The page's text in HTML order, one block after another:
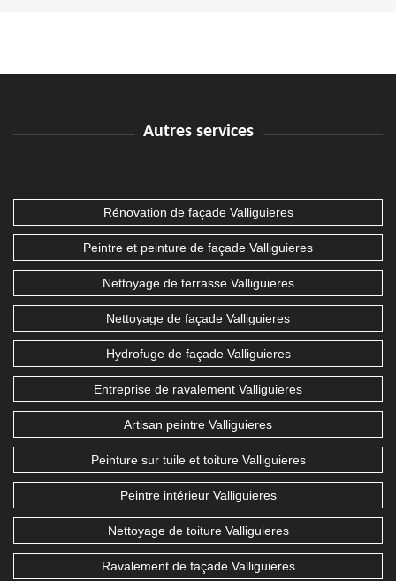
Autres services
Rénovation de façade Valliguieres
Peintre et peinture de façade Valliguieres
Nettoyage de terrasse Valliguieres
Nettoyage de façade Valliguieres
Hydrofuge de façade Valliguieres
Entreprise de ravalement Valliguieres
Artisan peintre Valliguieres
Peinture sur tuile et toiture Valliguieres
Peintre intérieur Valliguieres
Nettoyage de toiture Valliguieres
Ravalement de façade Valliguieres